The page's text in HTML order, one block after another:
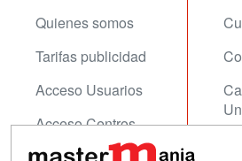
Quienes somos
Tarifas publicidad
Acceso Usuarios
Acceso Centros